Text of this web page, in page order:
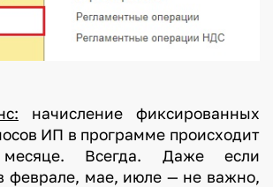
начисление фиксированных
ИП в программе происходит
Всегда. Даже если
феврале, мае, июле — не важно,